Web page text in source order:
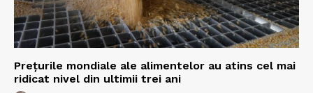
Prețurile mondiale ale alimentelor au atins cel mai
ridicat nivel din ultimii trei ani